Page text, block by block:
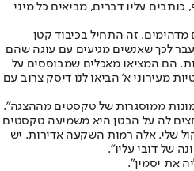
עליו דברים, מביאים כל מיני
זה התחיל בכיבוד קטן
לכך שאנשים מגיעים עם עוגה שהם
הם המציאו מאכלים שמבוססים על
מעירוני א' הביאו לנו דיסק צרוב עם
ממוסגרות של טקסטים מההצגה".
לה על הבטן היא משמיעה טקסטים
שלי. אלה רמות השקעה אדירות. יש
של דובי עליו".
את יסמין".